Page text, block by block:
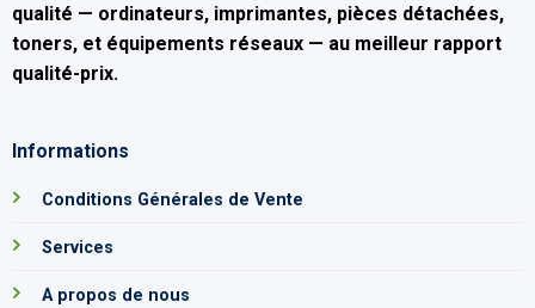
qualité — ordinateurs, imprimantes, pièces détachées,
toners, et équipements réseaux — au meilleur rapport
qualité-prix.
Informations
Conditions Générales de Vente
Services
A propos de nous